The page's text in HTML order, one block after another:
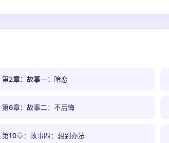
第2章：故事一：暗恋
第6章：故事二：不后悔
第10章：故事四：想到办法